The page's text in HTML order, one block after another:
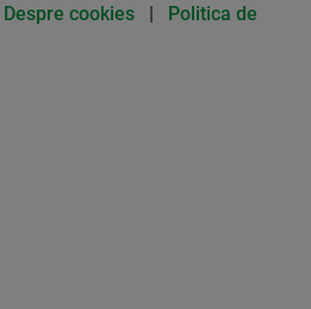
Despre cookies | Politica de